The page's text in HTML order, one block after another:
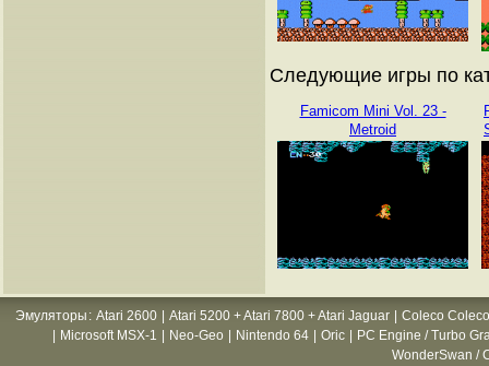
Следующие игры по
Famicom Mini Vol. 23 -
Metroid
Эмуляторы : Atari 2600 Atari 5200 + Atari 7800 + Atari Jaguar
Coleco
Microsoft MSX-1 Neo-Geo Nintendo 64 Oric
PC Engine / Turbo
WonderSwan /